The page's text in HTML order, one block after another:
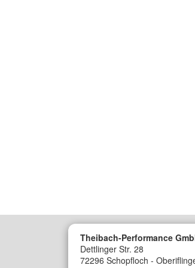
Theibach-Performance
Dettlinger Str. 28
72296 Schopfloch -